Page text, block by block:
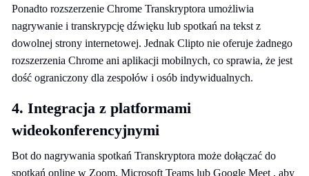
Ponadto rozszerzenie Chrome Transkryptora umożliwia
nagrywanie i transkrypcję dźwięku lub spotkań na tekst z
dowolnej strony internetowej. Jednak Clipto nie oferuje żadnego
rozszerzenia Chrome ani aplikacji mobilnych, co sprawia, że jest
dość ograniczony dla zespołów i osób indywidualnych.
4. Integracja z platformami
wideokonferencyjnymi
Bot do nagrywania spotkań Transkryptora może dołączać do
spotkań online w Zoom, Microsoft Teams lub Google Meet , aby